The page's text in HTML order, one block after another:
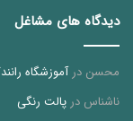
دیدگاه های مشاغل
محسن درآموزشگاه
ناشناس در پالت رنگی